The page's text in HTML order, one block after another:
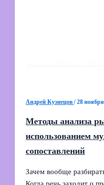
Андрей Кузнецов/28
Методы анализа
использованием
сопоставлений
Зачем вообще
Когда речь заходит о